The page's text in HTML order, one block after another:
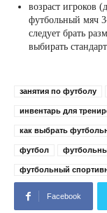
возраст игроков
футбольный мяч
следует брать
выбирать
занятия по футболу
инвентарь для
как выбрать
футбол
футбольный
Facebook